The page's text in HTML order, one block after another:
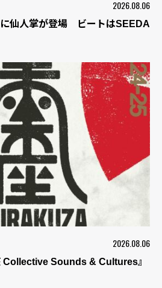
2026.08.06
仙人掌が登場 ビートはSEEDA
2026.08.06
Collective Sounds & Cultures』